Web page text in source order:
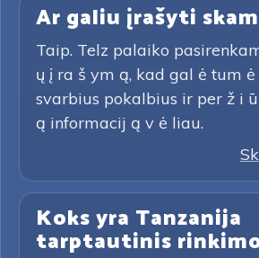
Ar galiu įrašyti
Taip. Telz palaiko
ų į ra š ym ą, kad gal ė tum
svarbius pokalbius ir per ž i
ą informacij ą v ė liau.
Koks yra Tanzanija
tarptautinis